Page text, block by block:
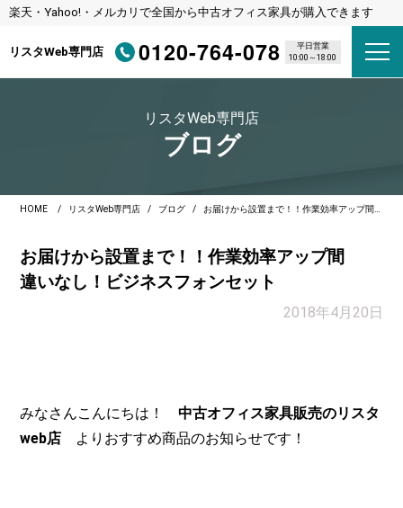
楽天・Yahoo!・メルカリで全国から中古オフィス家具が購入できます
リスタWeb専門店 0120-764-078
平日営業
10:00～18:00
リスタWeb専門店
ブログ
HOME リスタWeb専門店 ブログ お届けから設置まで！！作業効率アップ間違いなし！ビジネスフォンセット
お届けから設置まで！！作業効率アップ間
違いなし！ビジネスフォンセット
2018年4月20日
みなさんこんにちは！中古オフィス家具販売のリスタ
web店 よりおすすめ商品のお知らせです！